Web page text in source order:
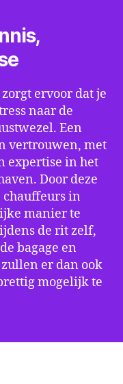
ervoor dat je
naar de
Een
vertrouwen, met
expertise in het
Door deze
in
manier te
de rit zelf,
bagage en
er dan ook
mogelijk te